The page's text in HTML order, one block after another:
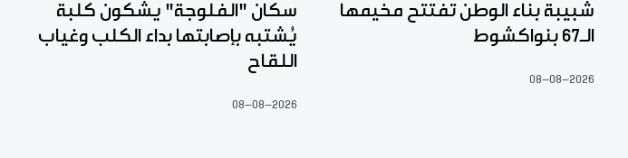
شبيبة بناء الوطن تفتتح مخيمها
الـ67 بنواكشوط
08-08-2026
سكان "الفلوجة" يشكون كلبة
يُشتبه بإصابتها بداء الكلب وغياب
اللقاح
08-08-2026